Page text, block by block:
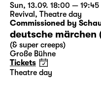
Sun, 13.09. 18:00 — 19:45
Revival , Theatre day
Commissioned by
deutsche märchen
(& super creeps)
Große Bühne
Tickets
Theatre day